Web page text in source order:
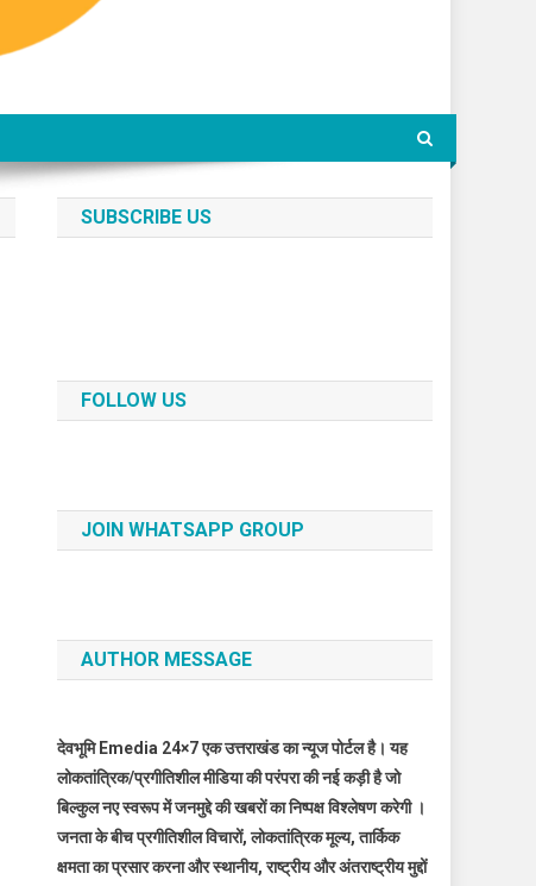
SUBSCRIBE US
FOLLOW US
JOIN WHATSAPP GROUP
AUTHOR MESSAGE
देवभूमि Emedia 24×7 एक उत्तराखंड का न्यूज पोर्टल है। यह
लोकतांत्रिक/प्रगीतिशील मीडिया की परंपरा की नई कड़ी है जो
बिल्कुल नए स्वरूप में जनमुद्दे की खबरों का निष्पक्ष विश्लेषण करेगी ।
जनता के बीच प्रगीतिशील विचारों, लोकतांत्रिक मूल्य, तार्किक
क्षमता का प्रसार करना और स्थानीय, राष्ट्रीय और अंतराष्ट्रीय मुद्दों